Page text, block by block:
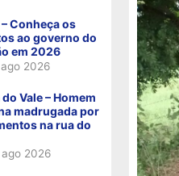
Conheça os
ao governo do
em 2026
2026
Vale – Homem
madrugada por
na rua do
2026